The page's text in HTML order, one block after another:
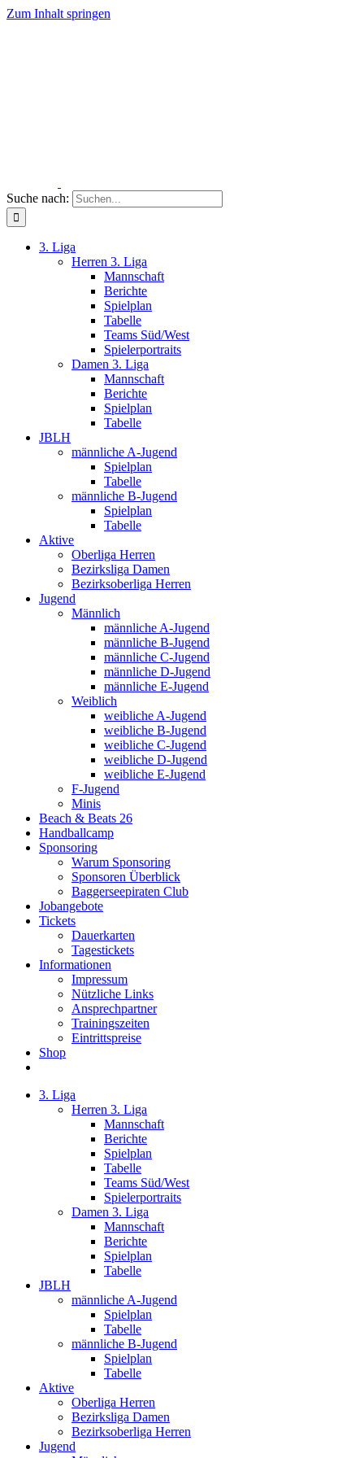
Zum Inhalt springen
Suche nach:
3. Liga
Herren 3. Liga
Mannschaft
Berichte
Spielplan
Tabelle
Teams Süd/West
Spielerportraits
Damen 3. Liga
Mannschaft
Berichte
Spielplan
Tabelle
JBLH
männliche A-Jugend
Spielplan
Tabelle
männliche B-Jugend
Spielplan
Tabelle
Aktive
Oberliga Herren
Bezirksliga Damen
Bezirksoberliga Herren
Jugend
Männlich
männliche A-Jugend
männliche B-Jugend
männliche C-Jugend
männliche D-Jugend
männliche E-Jugend
Weiblich
weibliche A-Jugend
weibliche B-Jugend
weibliche C-Jugend
weibliche D-Jugend
weibliche E-Jugend
F-Jugend
Minis
Beach & Beats 26
Handballcamp
Sponsoring
Warum Sponsoring
Sponsoren Überblick
Baggerseepiraten Club
Jobangebote
Tickets
Dauerkarten
Tagestickets
Informationen
Impressum
Nützliche Links
Ansprechpartner
Trainingszeiten
Eintrittspreise
Shop
3. Liga
Herren 3. Liga
Mannschaft
Berichte
Spielplan
Tabelle
Teams Süd/West
Spielerportraits
Damen 3. Liga
Mannschaft
Berichte
Spielplan
Tabelle
JBLH
männliche A-Jugend
Spielplan
Tabelle
männliche B-Jugend
Spielplan
Tabelle
Aktive
Oberliga Herren
Bezirksliga Damen
Bezirksoberliga Herren
Jugend